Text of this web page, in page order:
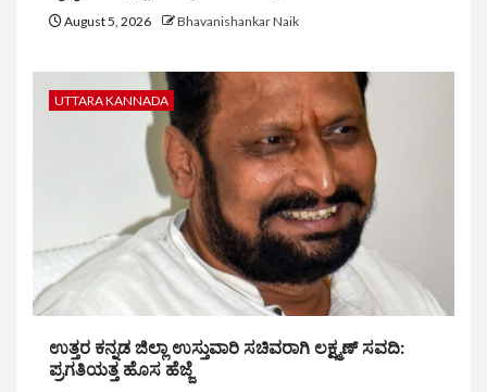
August 5, 2026 Bhavanishankar Naik
UTTARA KANNADA
ಉತ್ತರ ಕನ್ನಡ ಜಿಲ್ಲಾ ಉಸ್ತುವಾರಿ ಸಚಿವರಾಗಿ ಲಕ್ಷ್ಮಣ್ ಸವದಿ:
ಪ್ರಗತಿಯತ್ತ ಹೊಸ ಹೆಜ್ಜೆ